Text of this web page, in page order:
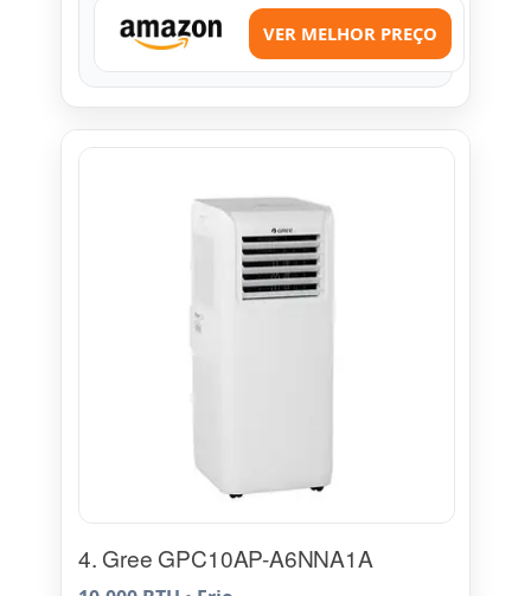
VER MELHOR PREÇO
4. Gree GPC10AP-A6NNA1A